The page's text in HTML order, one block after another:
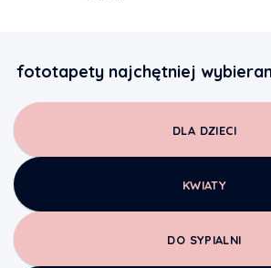
fototapety najchętniej
DLA DZIECI
KWIATY
DO SYPIALNI